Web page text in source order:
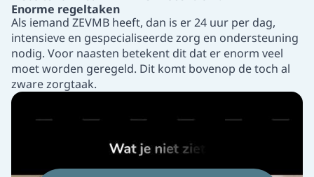
Enorme regeltaken
Als iemand ZEVMB heeft, dan is er 24 uur per dag,
intensieve en gespecialiseerde zorg en ondersteuning
nodig. Voor naasten betekent dit dat er enorm veel
moet worden geregeld. Dit komt bovenop de toch al
zware zorgtaak.